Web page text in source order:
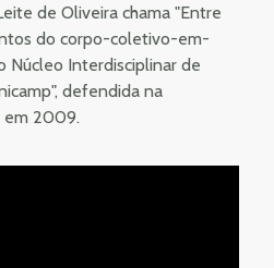
de Oliveira chama "Entre
do corpo-coletivo-em-
Núcleo Interdisciplinar de
defendida na
em 2009.